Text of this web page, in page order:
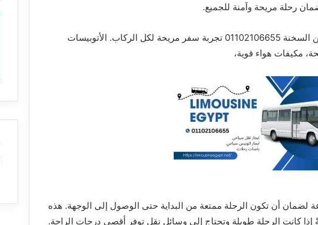
رحلة مريحة وآمنة للجميع.
لذلك يوفر استئجار أتوبيس للرحلات إلى العين السخنة 01102106655 تجربة سفر مريحة لكل الركاب. الأتوبيسات
مكيفات هواء قوية،
وأنظمة ترفيهية 01102106655 متنوعة لضمان أن تكون الرحلة ممتعة من البداية حتى الوصول إلى الوجهة. هذه
إذا كانت الرحلة طويلة وتحتاج إلى وسائل نقل توفر أقصى درجات الراحة.